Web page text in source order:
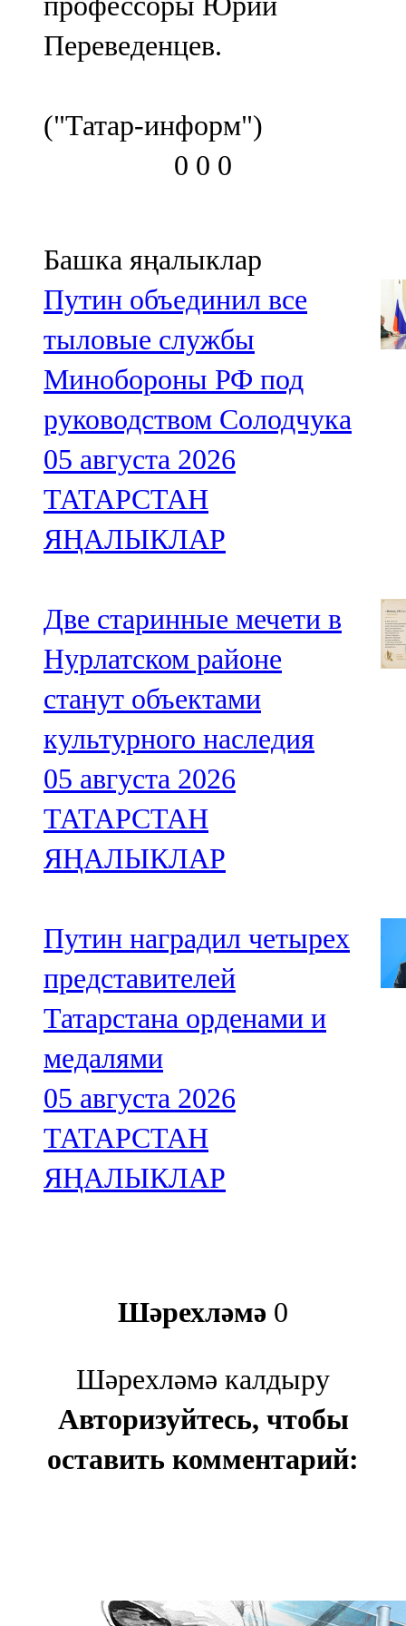
Переведенцев.
("Татар-информ")
0 0 0
Башка яңалыклар
Путин объединил все
тыловые службы
Минобороны РФ под
руководством Солодчука
05 августа 2026
ТАТАРСТАН
ЯҢАЛЫКЛАР
Две старинные мечети в
Нурлатском районе
станут объектами
культурного наследия
05 августа 2026
ТАТАРСТАН
ЯҢАЛЫКЛАР
Путин наградил четырех
представителей
Татарстана орденами и
медалями
05 августа 2026
ТАТАРСТАН
ЯҢАЛЫКЛАР
Шәрехләмә 0
Шәрехләмә калдыру
Авторизуйтесь, чтобы
оставить комментарий: